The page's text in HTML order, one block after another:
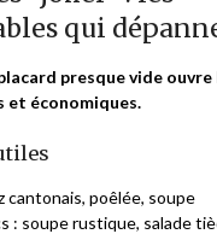
qui
presque vide
et économiques.
cantonais, poêlée, soupe
: soupe rustique, salade